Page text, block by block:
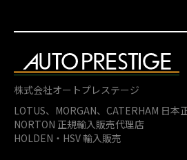
株式会社オートプレステージ
LOTUS、MORGAN、 CATERHAM 日本
NORTON 正規輸入販売代理店
HOLDEN・HSV 輸入販売